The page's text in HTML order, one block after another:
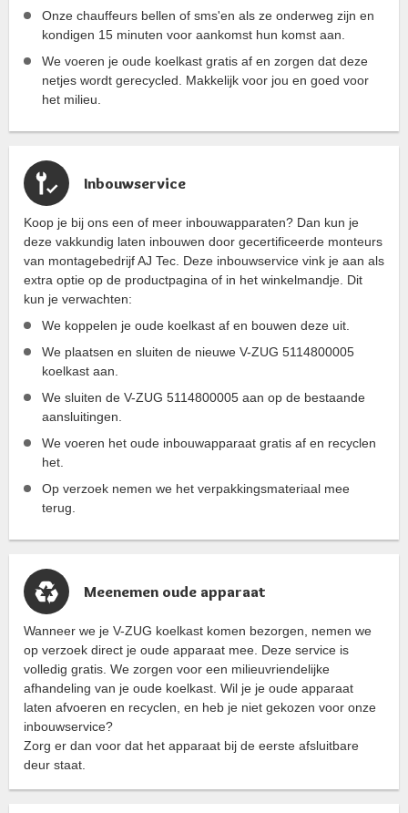
Onze chauffeurs bellen of sms'en als ze onderweg zijn en
kondigen 15 minuten voor aankomst hun komst aan.
We voeren je oude koelkast gratis af en zorgen dat deze
netjes wordt gerecycled. Makkelijk voor jou en goed voor
het milieu.
Inbouwservice
Koop je bij ons een of meer inbouwapparaten? Dan kun je
deze vakkundig laten inbouwen door gecertificeerde monteurs
van montagebedrijf AJ Tec. Deze inbouwservice vink je aan als
extra optie op de productpagina of in het winkelmandje. Dit
kun je verwachten:
We koppelen je oude koelkast af en bouwen deze uit.
We plaatsen en sluiten de nieuwe V-ZUG 5114800005
koelkast aan.
We sluiten de V-ZUG 5114800005 aan op de bestaande
aansluitingen.
We voeren het oude inbouwapparaat gratis af en recyclen
het.
Op verzoek nemen we het verpakkingsmateriaal mee
terug.
Meenemen oude apparaat
Wanneer we je V-ZUG koelkast komen bezorgen, nemen we
op verzoek direct je oude apparaat mee. Deze service is
volledig gratis. We zorgen voor een milieuvriendelijke
afhandeling van je oude koelkast. Wil je je oude apparaat
laten afvoeren en recyclen, en heb je niet gekozen voor onze
inbouwservice?
Zorg er dan voor dat het apparaat bij de eerste afsluitbare
deur staat.